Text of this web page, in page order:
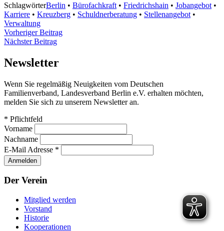
SchlagwörterBerlin • Bürofachkraft • Friedrichshain • Jobangebot •
Karriere • Kreuzberg • Schuldnerberatung • Stellenangebot •
Verwaltung
Beitragsnavigation
Vorheriger BeitragVorheriger
Nächster BeitragNächster
Newsletter
Wenn Sie regelmäßig Neuigkeiten vom Deutschen
Familienverband, Landesverband Berlin e.V. erhalten möchten,
melden Sie sich zu unserem Newsletter an.
* Pflichtfeld
Vorname
Nachname
E-Mail Adresse *
Der Verein
Mitglied werden
Vorstand
Historie
Kooperationen